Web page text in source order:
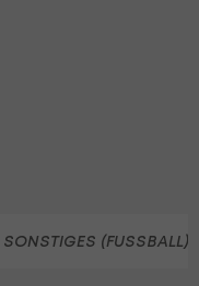
SONSTIGES (FUSSBALL)